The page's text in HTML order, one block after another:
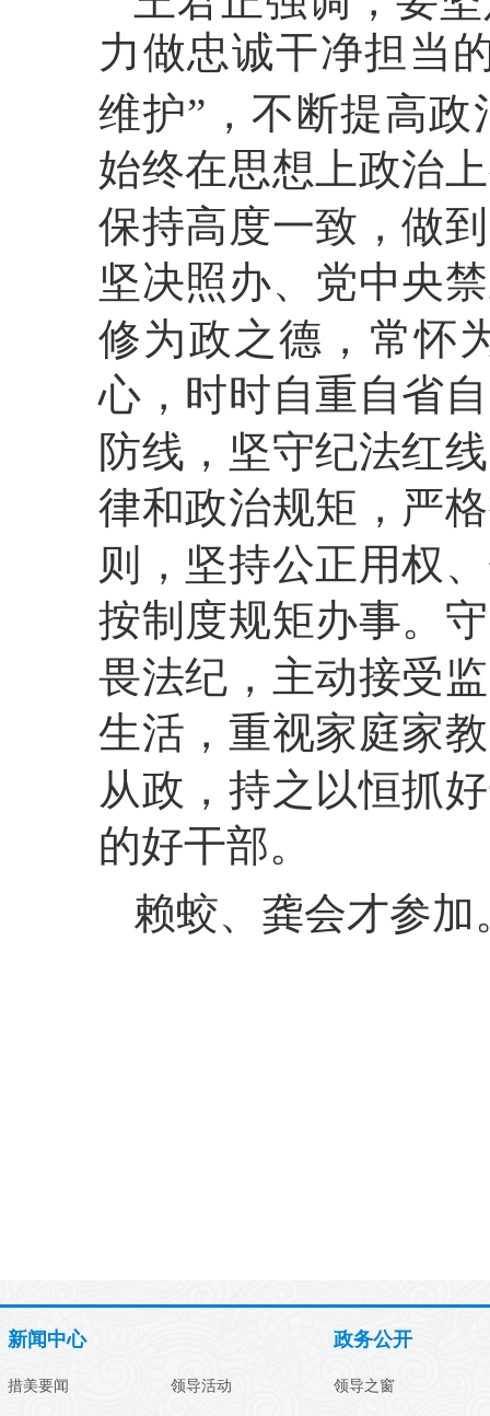
力做忠诚干净担当
维护”，不断提高
始终在思想上政治
保持高度一致，做
坚决照办、党中央
修为政之德，常怀
心，时时自重自省
防线，坚守纪法红
律和政治规矩，严
则，坚持公正用权
按制度规矩办事。
畏法纪，主动接受
生活，重视家庭家
从政，持之以恒抓
的好干部。
赖蛟、龚会才参加
新闻中心
措美要闻 领导活动
政务公开
领导之窗